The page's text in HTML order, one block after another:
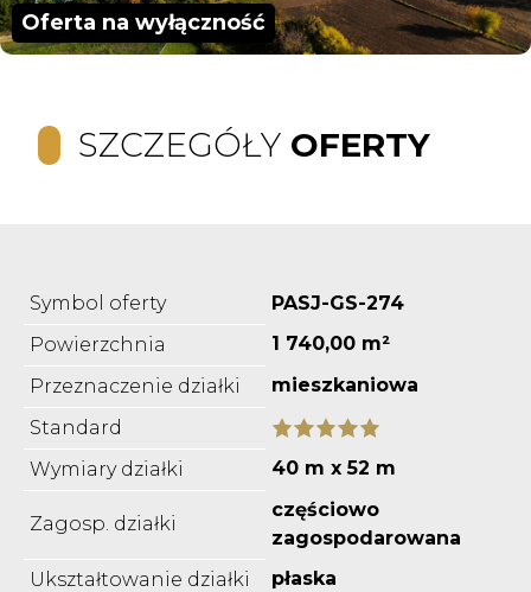
Oferta na wyłączność
SZCZEGÓŁY OFERTY
Symbol oferty
PASJ-GS-274
Powierzchnia
1 740,00 m²
Przeznaczenie działki
mieszkaniowa
Standard
Wymiary działki
40 m x 52 m
Zagosp. działki
częściowo
zagospodarowana
Ukształtowanie działki
płaska